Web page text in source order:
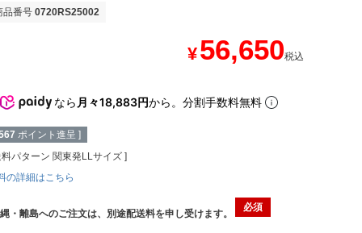
品番号 0720RS25002
¥56,650税込
なら 月々18,883円から。分割手数料無料
ポイント進呈 ]
パターン 関東発LLサイズ
の詳細はこちら
・離島へのご注文は、別途配送料を申し受けます。